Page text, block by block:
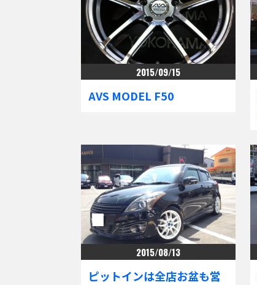
2015/09/15
AVS MODEL F50
2015/08/13
ピットインは全店お盆も営